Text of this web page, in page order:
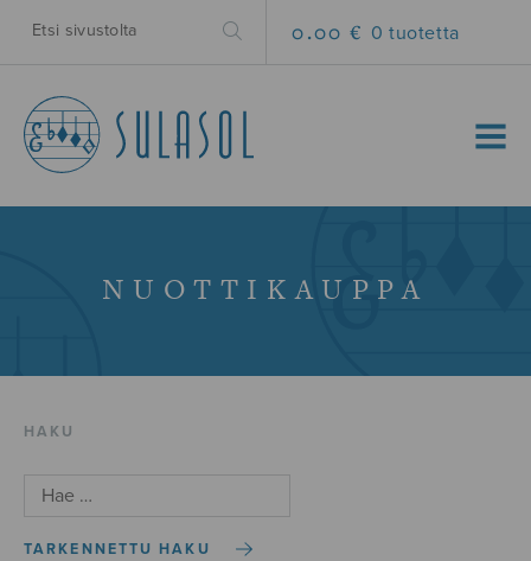
0.00 € 0 tuotetta
MENU
NUOTTIKAUPPA
HAKU
TARKENNETTU HAKU